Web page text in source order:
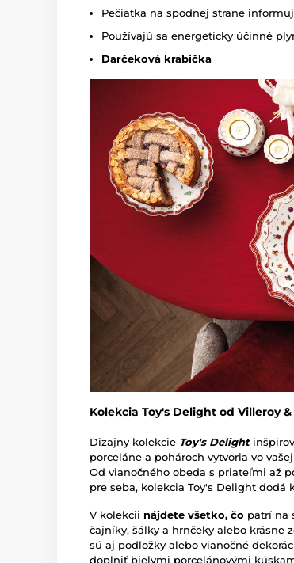
Pečiatka na spodnej strane
Používajú sa energeticky účinné
Darčeková krabička
Kolekcia Toy's Delight od Villeroy
Dizajny kolekcie Toy's Delight
porceláne a pohároch vytvoria vo
Od vianočného obeda s priateľmi až
pre seba, kolekcia Toy's Delight
V kolekcii nájdete všetko, čo patrí na
čajníky, šálky a hrnčeky alebo krásne
sú aj podložky alebo vianočné
doplniť bielymi porcelánovými